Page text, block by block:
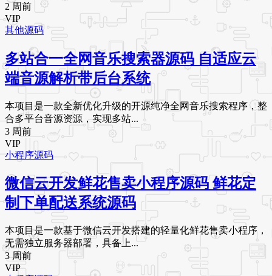
2 周前
VIP
其他源码
多站合一全网音乐搜索器源码 自适应云
端音源解析带后台系统
本项目是一款全新优化升级的开源纯净全网音乐搜索程序，整
合多平台音源资源，实现多站...
3 周前
VIP
小程序源码
微信云开发鲜花售卖小程序源码 鲜花定
制下单配送系统源码
本项目是一款基于微信云开发搭建的轻量化鲜花售卖小程序，
无需独立服务器部署，具备上...
3 周前
VIP